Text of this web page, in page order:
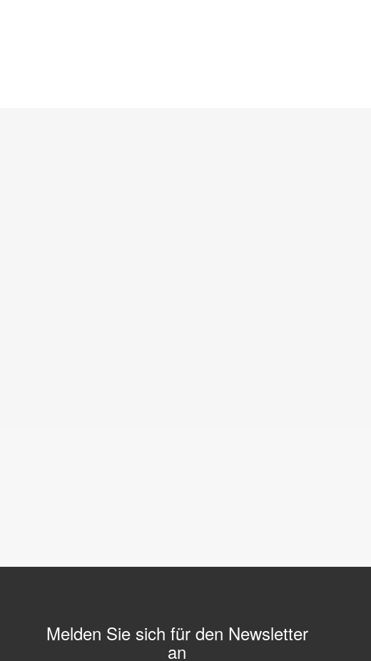
Melden Sie sich für den Newsletter
an